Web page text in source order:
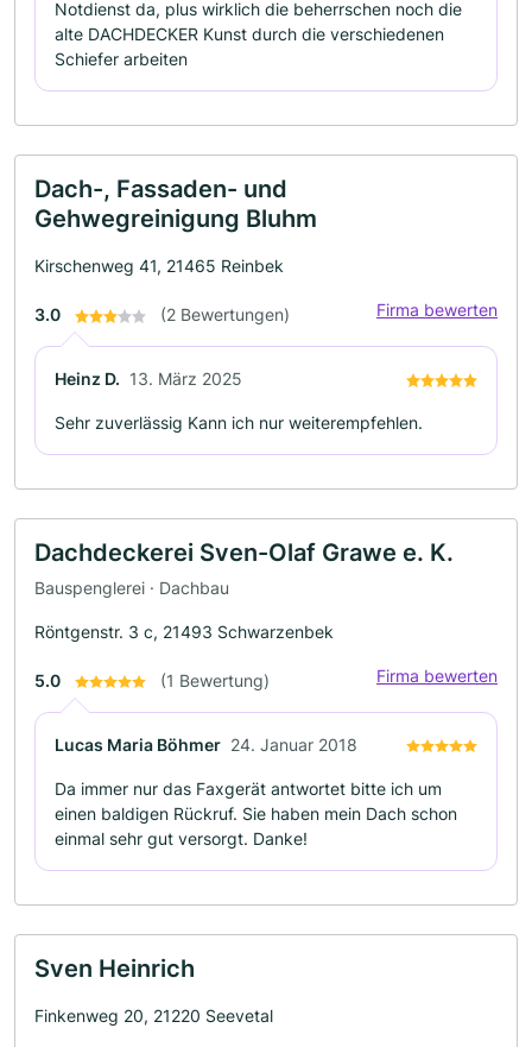
Notdienst da, plus wirklich die beherrschen noch die
alte DACHDECKER Kunst durch die verschiedenen
Schiefer arbeiten
Dach-, Fassaden- und
Gehwegreinigung Bluhm
Kirschenweg 41, 21465 Reinbek
3.0 (2 Bewertungen) Firma bewerten
Heinz D. 13. März 2025
Sehr zuverlässig Kann ich nur weiterempfehlen.
Dachdeckerei Sven-Olaf Grawe e. K.
Bauspenglerei · Dachbau
Röntgenstr. 3 c, 21493 Schwarzenbek
5.0 (1 Bewertung) Firma bewerten
Lucas Maria Böhmer 24. Januar 2018
Da immer nur das Faxgerät antwortet bitte ich um
einen baldigen Rückruf. Sie haben mein Dach schon
einmal sehr gut versorgt. Danke!
Sven Heinrich
Finkenweg 20, 21220 Seevetal